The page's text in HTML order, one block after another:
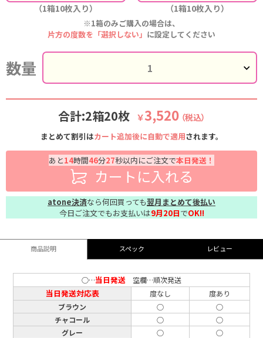
（1箱10枚入り） （1箱10枚入り）
※1箱のみご購入の場合は、
片方の度数を「選択しない」 に設定してください
数量
合計:2箱20枚 ￥3,520 （税込）
まとめて割引はカート追加後に自動で適用されます。
あと14時間46分26秒以内にご注文で本日発送！
カートに入れる
atone決済なら何回買っても翌月まとめて後払い
今日ご注文でもお支払いは9月20日でOK!!
商品説明 スペック レビュー
○…当日発送 空欄…順次発送
当日発送対応表 度なし
度あり
ブラウン
○
○
チャコール
○
○
グレー
○ ○